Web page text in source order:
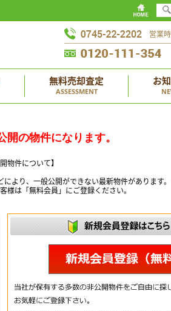
営業
無料売却査定
ASSESSMENT
お
開の物件になります。
物件について】
より、一般公開ができない最新物件があります。
様は「無料会員」にご登録ください。